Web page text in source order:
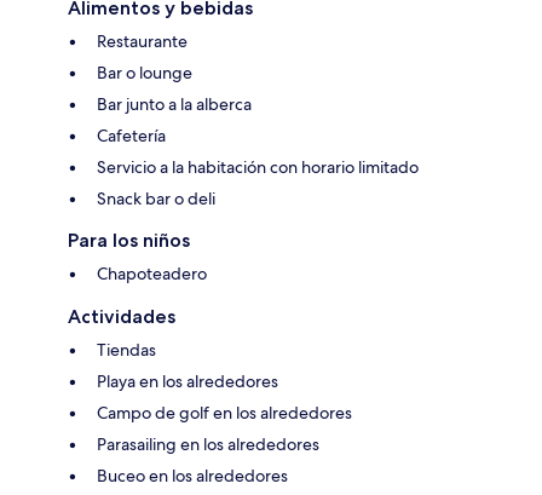
Alimentos y bebidas
Restaurante
Bar o lounge
Bar junto a la alberca
Cafetería
Servicio a la habitación con horario limitado
Snack bar o deli
Para los niños
Chapoteadero
Actividades
Tiendas
Playa en los alrededores
Campo de golf en los alrededores
Parasailing en los alrededores
Buceo en los alrededores